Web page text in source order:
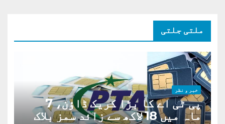
ملتی جلتی
خبر و نظر
پی ٹی اے کا بڑا کریک ڈاؤن، 7
ماہ میں 18 لاکھ سے زائد سمز بلاک